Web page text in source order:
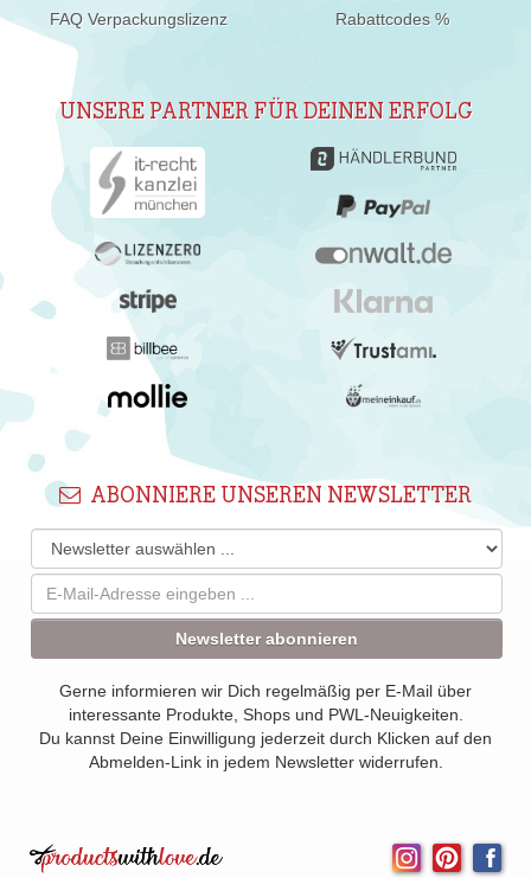
FAQ Verpackungslizenz
Rabattcodes %
UNSERE PARTNER FÜR DEINEN ERFOLG
ABONNIERE UNSEREN NEWSLETTER
Newsletter abonnieren
Gerne informieren wir Dich regelmäßig per E-Mail über
interessante Produkte, Shops und PWL-Neuigkeiten.
Du kannst Deine Einwilligung jederzeit durch Klicken auf den
Abmelden-Link in jedem Newsletter widerrufen.